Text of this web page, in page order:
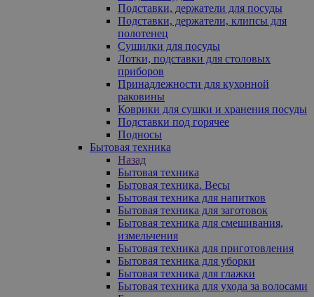
Подставки, держатели для посуды
Подставки, держатели, клипсы для
полотенец
Сушилки для посуды
Лотки, подставки для столовых
приборов
Принадлежности для кухонной
раковины
Коврики для сушки и хранения посуды
Подставки под горячее
Подносы
Бытовая техника
Назад
Бытовая техника
Бытовая техника. Весы
Бытовая техника для напитков
Бытовая техника для заготовок
Бытовая техника для смешивания,
измельчения
Бытовая техника для приготовления
Бытовая техника для уборки
Бытовая техника для глажки
Бытовая техника для ухода за волосами